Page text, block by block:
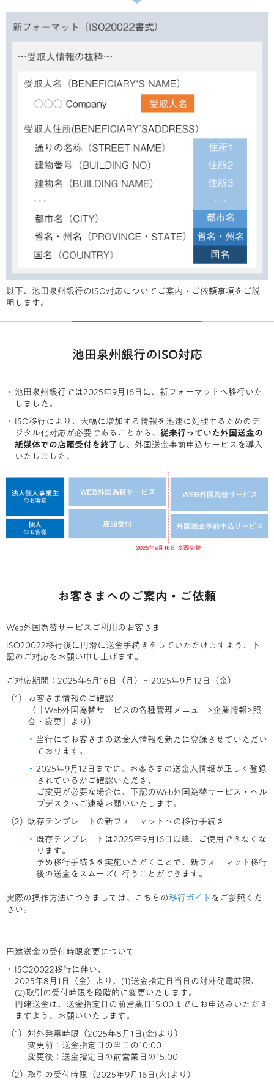
以下、池田泉州銀行のISO対応についてご案内・ご依頼事項をご説
明します。
池田泉州銀行のISO対応
池田泉州銀行では2025年9月16日に、新フォーマットへ移行いた
しました。
ISO移行により、大幅に増加する情報を迅速に処理するためのデ
ジタル化対応が必要であることから、 従来行っていた外国送金の
紙媒体での店頭受付を終了し、 外国送金事前申込サービスを導入
いたしました。
お客さまへのご案内・ご依頼
Web外国為替サービスご利用のお客さま
ISO20022移行後に円滑に送金手続きをしていただけますよう、下
記のご対応をお願い申し上げます。
ご対応期間：2025年6月16日（月）～2025年9月12日（金）
お客さま情報のご確認
（「Web外国為替サービスの各種管理メニュー>企業情報>照
会・変更」より）
当行にてお客さまの送金人情報を新たに登録させていただい
ております。
2025年9月12日までに、お客さまの送金人情報が正しく登録
されているかご確認いただき、
ご変更が必要な場合は、下記のWeb外国為替サービス・ヘル
プデスクへご連絡お願いいたします。
既存テンプレートの新フォーマットへの移行手続き
既存テンプレートは2025年9月16日以降、ご使用できなくな
ります。
予め移行手続きを実施いただくことで、新フォーマット移行
後の送金をスムーズに行うことができます。
実際の操作方法につきましては、こちらの移行ガイド をご参照くだ
さい。
円建送金の受付時限変更について
ISO20022移行に伴い、
2025年8月1日（金）より、(1)送金指定日当日の対外発電時限、
(2)取引の受付時限を段階的に変更いたします。
円建送金は、送金指定日の前営業日15:00までにお申込みいただき
ますよう、お願いいたします。
対外発電時限（2025年8月1日(金)より）
変更前：送金指定日の当日の10:00
変更後：送金指定日の前営業日の15:00
取引の受付時限（2025年9月16日(火)より）